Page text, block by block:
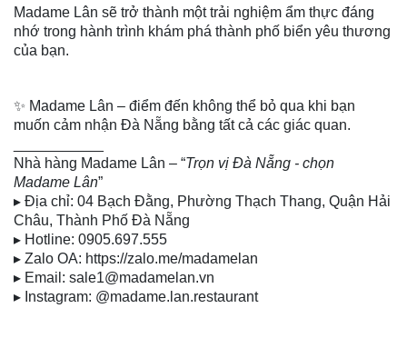
Madame Lân sẽ trở thành một trải nghiệm ẩm thực đáng
nhớ trong hành trình khám phá thành phố biển yêu thương
của bạn.
✨ Madame Lân – điểm đến không thể bỏ qua khi bạn
muốn cảm nhận Đà Nẵng bằng tất cả các giác quan.
Nhà hàng Madame Lân – “Trọn vị Đà Nẵng - chọn
Madame Lân”
▸ Địa chỉ: 04 Bạch Đằng, Phường Thạch Thang, Quận Hải
Châu, Thành Phố Đà Nẵng
▸ Hotline: 0905.697.555
▸ Zalo OA: https://zalo.me/madamelan
▸ Email: sale1@madamelan.vn
▸ Instagram: @madame.lan.restaurant